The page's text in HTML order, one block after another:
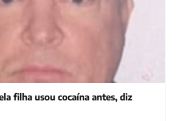
filha usou cocaína antes, diz